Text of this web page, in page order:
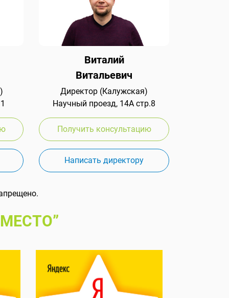
Виталий
Витальевич
Директор (Калужская)
Научный проезд, 14А стр.8
Получить консультацию
Написать директору